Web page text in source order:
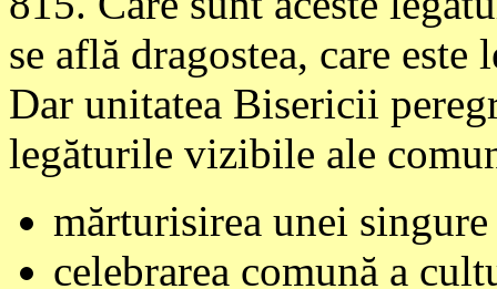
se află dragostea, care
Dar unitatea Bisericii
legăturile vizibile ale
mărturisirea unei
celebrarea comună a